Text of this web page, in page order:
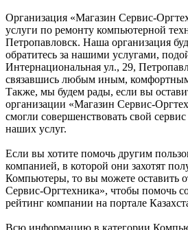
Организация «Магазин Сервис-
услуги по ремонту компьютерной
Петропавловск. Наша организация
обратитесь за нашими услугами,
Интернациональная ул., 29,
связавшись любым иным,
Также, мы будем рады, если вы
организации «Магазин Сервис-
смогли совершенствовать свой
наших услуг.
Если вы хотите помочь другим
компанией, в которой они захотят
Компьютеры, то вы можете оставить
Сервис-Оргтехника», чтобы помочь
рейтинг компании на портале